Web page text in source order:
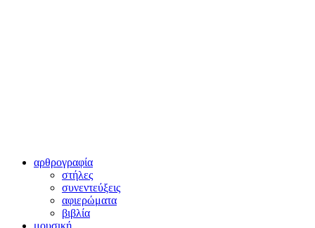
αρθρογραφία
στήλες
συνεντεύξεις
αφιερώματα
βιβλία
μουσική